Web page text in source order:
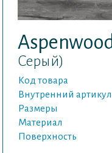
Серый)
Код товара
Внутренний артикул
Размеры
Материал
Поверхность